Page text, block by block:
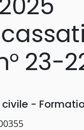
23-
-